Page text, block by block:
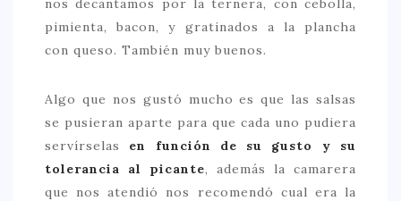
nos decantamos por la ternera, con cebolla,
pimienta, bacon, y gratinados a la plancha
con queso. También muy buenos.
Algo que nos gustó mucho es que las salsas
se pusieran aparte para que cada uno pudiera
servírselas en función de su gusto y su
tolerancia al picante, además la camarera
que nos atendió nos recomendó cual era la